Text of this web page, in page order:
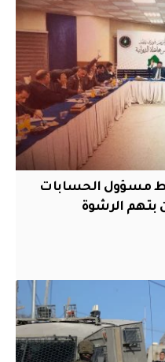
مسؤول الحسابات
بتهم الرشوة